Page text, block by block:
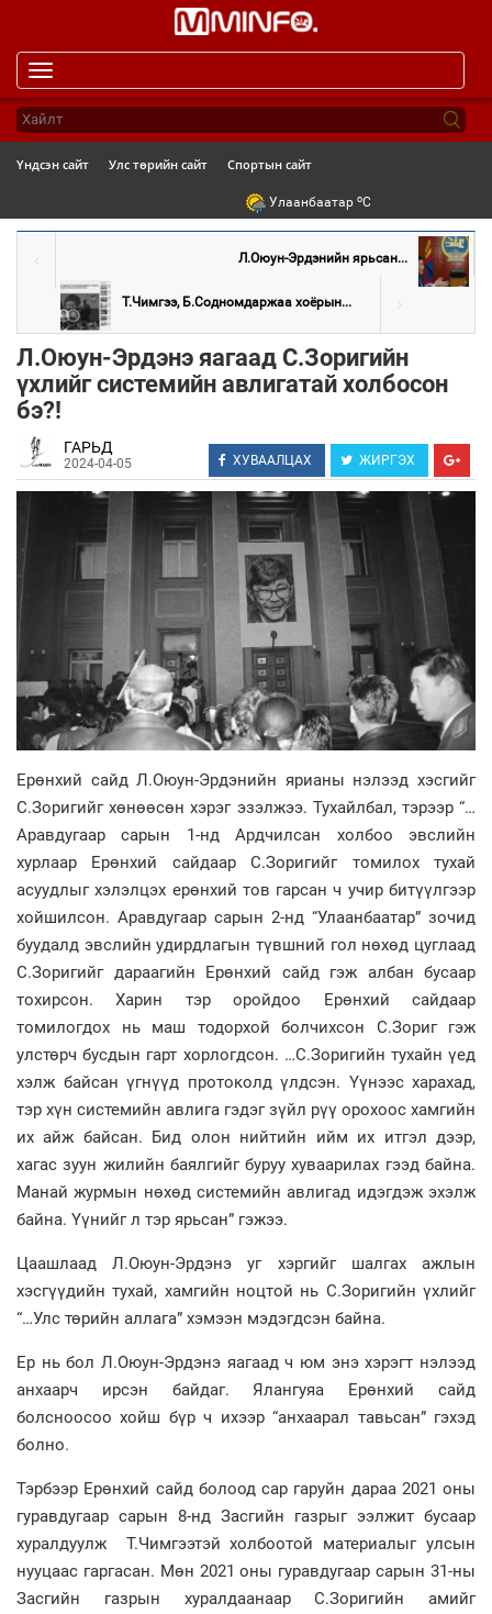
navigation
Үндсэн сайт Улс төрийн сайт Спортын сайт
Улаанбаатар oC
Л.Оюун-Эрдэнийн ярьсан...
Т.Чимгээ, Б.Содномдаржаа хоёрын...
Л.Оюун-Эрдэнэ яагаад С.Зоригийн
үхлийг системийн авлигатай холбосон
бэ?!
ГАРЬД
2024-04-05 ХУВААЛЦАХ ЖИРГЭХ
Ерөнхий сайд Л.Оюун-Эрдэнийн ярианы нэлээд хэсгийг
С.Зоригийг хөнөөсөн хэрэг эзэлжээ. Тухайлбал, тэрээр “…
Аравдугаар сарын 1-нд Ардчилсан холбоо эвслийн
хурлаар Ерөнхий сайдаар С.Зоригийг томилох тухай
асуудлыг хэлэлцэх ерөнхий тов гарсан ч учир битүүлгээр
хойшилсон. Аравдугаар сарын 2-нд “Улаанбаатар” зочид
буудалд эвслийн удирдлагын түвшний гол нөхөд цуглаад
С.Зоригийг дараагийн Ерөнхий сайд гэж албан бусаар
тохирсон. Харин тэр оройдоо Ерөнхий сайдаар
томилогдох нь маш тодорхой болчихсон С.Зориг гэж
улстөрч бусдын гарт хорлогдсон. …С.Зоригийн тухайн үед
хэлж байсан үгнүүд протоколд үлдсэн. Үүнээс харахад,
тэр хүн системийн авлига гэдэг зүйл рүү орохоос хамгийн
их айж байсан. Бид олон нийтийн ийм их итгэл дээр,
хагас зуун жилийн баялгийг буруу хуваарилах гээд байна.
Манай журмын нөхөд системийн авлигад идэгдэж эхэлж
байна. Үүнийг л тэр ярьсан” гэжээ.
Цаашлаад Л.Оюун-Эрдэнэ уг хэргийг шалгах ажлын
хэсгүүдийн тухай, хамгийн ноцтой нь С.Зоригийн үхлийг
“…Улс төрийн аллага” хэмээн мэдэгдсэн байна.
Ер нь бол Л.Оюун-Эрдэнэ яагаад ч юм энэ хэрэгт нэлээд
анхаарч ирсэн байдаг. Ялангуяа Ерөнхий сайд
болсноосоо хойш бүр ч ихээр “анхаарал тавьсан” гэхэд
болно.
Тэрбээр Ерөнхий сайд болоод сар гаруйн дараа 2021 оны
гуравдугаар сарын 8-нд Засгийн газрыг ээлжит бусаар
хуралдуулж Т.Чимгээтэй холбоотой материалыг улсын
нууцаас гаргасан. Мөн 2021 оны гуравдугаар сарын 31-ны
Засгийн газрын хуралдаанаар С.Зоригийн амийг